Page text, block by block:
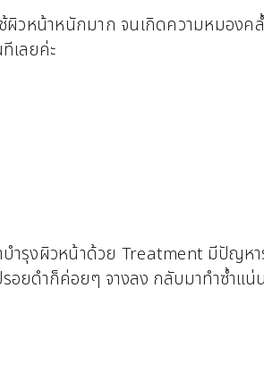
ผิวหน้าหนักมาก จนเกิดความหมอง
เลยค่ะ
ำรุงผิวหน้าด้วย Treatment มีปัญหา
รอยดำก็ค่อยๆ จางลง กลับมาทำซ้ำแน่